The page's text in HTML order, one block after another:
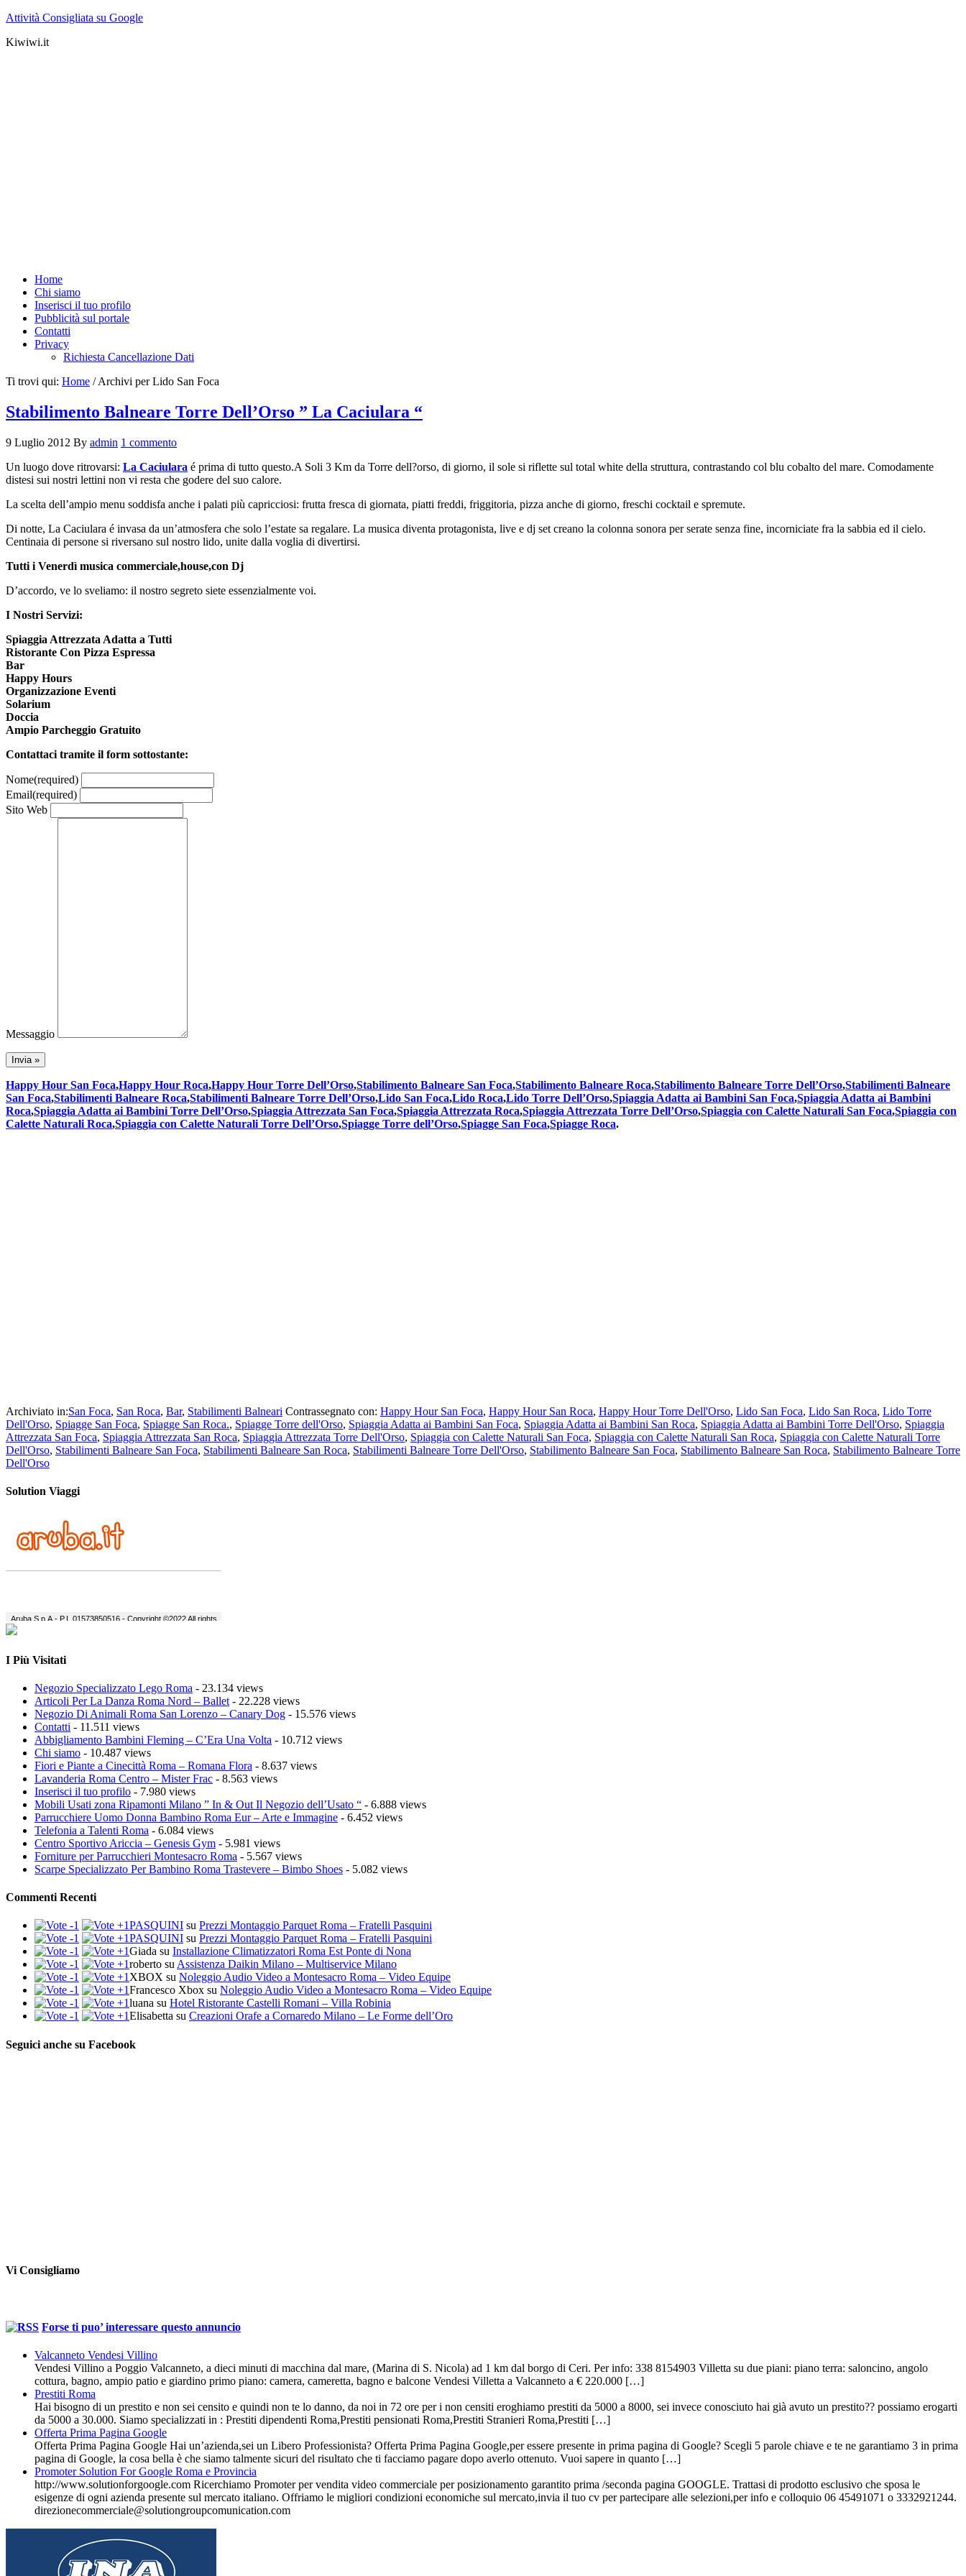
Attività Consigliata su Google
Kiwiwi.it
Home
Chi siamo
Inserisci il tuo profilo
Pubblicità sul portale
Contatti
Privacy
Richiesta Cancellazione Dati
Ti trovi qui: Home /Archivi per Lido San Foca
Stabilimento Balneare Torre Dell’Orso ” La Caciulara “
9 Luglio 2012 By admin 1 commento
Un luogo dove ritrovarsi: La Caciulara é prima di tutto questo.A Soli 3 Km da Torre dell?orso, di giorno, il sole si riflette sul total white della struttura, contrastando col blu cobalto del mare. Comodamente
distesi sui nostri lettini non vi resta che godere del suo calore.
La scelta dell’ampio menu soddisfa anche i palati più capricciosi: frutta fresca di giornata, piatti freddi, friggitoria, pizza anche di giorno, freschi cocktail e spremute.
Di notte, La Caciulara é invasa da un’atmosfera che solo l’estate sa regalare. La musica diventa protagonista, live e dj set creano la colonna sonora per serate senza fine, incorniciate fra la sabbia ed il cielo.
Centinaia di persone si riversano sul nostro lido, unite dalla voglia di divertirsi.
Tutti i Venerdì musica commerciale,house,con Dj
D’accordo, ve lo sveliamo: il nostro segreto siete essenzialmente voi.
I Nostri Servizi:
Spiaggia Attrezzata Adatta a Tutti
Ristorante Con Pizza Espressa
Bar
Happy Hours
Organizzazione Eventi
Solarium
Doccia
Ampio Parcheggio Gratuito
Contattaci tramite il form sottostante:
Nome(required)
Email(required)
Sito Web
Messaggio
Happy Hour San Foca,Happy Hour Roca,Happy Hour Torre Dell’Orso,Stabilimento Balneare San Foca,Stabilimento Balneare Roca,Stabilimento Balneare Torre Dell’Orso,Stabilimenti Balneare
San Foca,Stabilimenti Balneare Roca,Stabilimenti Balneare Torre Dell’Orso,Lido San Foca,Lido Roca,Lido Torre Dell’Orso,Spiaggia Adatta ai Bambini San Foca,Spiaggia Adatta ai Bambini
Roca,Spiaggia Adatta ai Bambini Torre Dell’Orso,Spiaggia Attrezzata San Foca,Spiaggia Attrezzata Roca,Spiaggia Attrezzata Torre Dell’Orso,Spiaggia con Calette Naturali San Foca,Spiaggia con
Calette Naturali Roca,Spiaggia con Calette Naturali Torre Dell’Orso,Spiagge Torre dell’Orso,Spiagge San Foca,Spiagge Roca.
Archiviato in:San Foca, San Roca, Bar, Stabilimenti Balneari Contrassegnato con: Happy Hour San Foca, Happy Hour San Roca, Happy Hour Torre Dell'Orso, Lido San Foca, Lido San Roca, Lido Torre
Dell'Orso, Spiagge San Foca, Spiagge San Roca., Spiagge Torre dell'Orso, Spiaggia Adatta ai Bambini San Foca, Spiaggia Adatta ai Bambini San Roca, Spiaggia Adatta ai Bambini Torre Dell'Orso, Spiaggia
Attrezzata San Foca, Spiaggia Attrezzata San Roca, Spiaggia Attrezzata Torre Dell'Orso, Spiaggia con Calette Naturali San Foca, Spiaggia con Calette Naturali San Roca, Spiaggia con Calette Naturali Torre
Dell'Orso, Stabilimenti Balneare San Foca, Stabilimenti Balneare San Roca, Stabilimenti Balneare Torre Dell'Orso, Stabilimento Balneare San Foca, Stabilimento Balneare San Roca, Stabilimento Balneare Torre
Dell'Orso
Solution Viaggi
I Più Visitati
Negozio Specializzato Lego Roma - 23.134 views
Articoli Per La Danza Roma Nord – Ballet - 22.228 views
Negozio Di Animali Roma San Lorenzo – Canary Dog - 15.576 views
Contatti - 11.511 views
Abbigliamento Bambini Fleming – C’Era Una Volta - 10.712 views
Chi siamo - 10.487 views
Fiori e Piante a Cinecittà Roma – Romana Flora - 8.637 views
Lavanderia Roma Centro – Mister Frac - 8.563 views
Inserisci il tuo profilo - 7.980 views
Mobili Usati zona Ripamonti Milano ” In & Out Il Negozio dell’Usato “ - 6.888 views
Parrucchiere Uomo Donna Bambino Roma Eur – Arte e Immagine - 6.452 views
Telefonia a Talenti Roma - 6.084 views
Centro Sportivo Ariccia – Genesis Gym - 5.981 views
Forniture per Parrucchieri Montesacro Roma - 5.567 views
Scarpe Specializzato Per Bambino Roma Trastevere – Bimbo Shoes - 5.082 views
Commenti Recenti
PASQUINI su Prezzi Montaggio Parquet Roma – Fratelli Pasquini
PASQUINI su Prezzi Montaggio Parquet Roma – Fratelli Pasquini
Giada su Installazione Climatizzatori Roma Est Ponte di Nona
roberto suAssistenza Daikin Milano – Multiservice Milano
XBOX su Noleggio Audio Video a Montesacro Roma – Video Equipe
Francesco Xbox su Noleggio Audio Video a Montesacro Roma – Video Equipe
luana su Hotel Ristorante Castelli Romani – Villa Robinia
Elisabetta su Creazioni Orafe a Cornaredo Milano – Le Forme dell’Oro
Seguici anche su Facebook
Vi Consigliamo
Forse ti puo’ interessare questo annuncio
Valcanneto Vendesi Villino
Vendesi Villino a Poggio Valcanneto, a dieci minuti di macchina dal mare, (Marina di S. Nicola) ad 1 km dal borgo di Ceri. Per info: 338 8154903 Villetta su due piani: piano terra: saloncino, angolo
cottura, bagno, ampio patio e giardino primo piano: camera, cameretta, bagno e balcone Vendesi Villetta a Valcanneto a € 220.000 […]
Prestiti Roma
Hai bisogno di un prestito e non sei censito e quindi non te lo danno, da noi in 72 ore per i non censiti eroghiamo prestiti da 5000 a 8000, sei invece conosciuto hai già avuto un prestito?? possiamo erogarti
da 5000 a 30.000. Siamo specializzati in : Prestiti dipendenti Roma,Prestiti pensionati Roma,Prestiti Stranieri Roma,Prestiti […]
Offerta Prima Pagina Google
Offerta Prima Pagina Google Hai un’azienda,sei un Libero Professionista? Offerta Prima Pagina Google,per essere presente in prima pagina di Google? Scegli 5 parole chiave e te ne garantiamo 3 in prima
pagina di Google, la cosa bella è che siamo talmente sicuri del risultato che ti facciamo pagare dopo averlo ottenuto. Vuoi sapere in quanto […]
Promoter Solution For Google Roma e Provincia
http://www.solutionforgoogle.com Ricerchiamo Promoter per vendita video commerciale per posizionamento garantito prima /seconda pagina GOOGLE. Trattasi di prodotto esclusivo che sposa le
esigenze di ogni azienda presente sul mercato italiano. Offriamo le migliori condizioni economiche sul mercato,invia il tuo cv per partecipare alle selezioni,per info e colloquio 06 45491071 o 3332921244.
direzionecommerciale@solutiongroupcomunication.com